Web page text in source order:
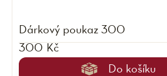
Dárkový poukaz 300
300 Kč
Do košíku